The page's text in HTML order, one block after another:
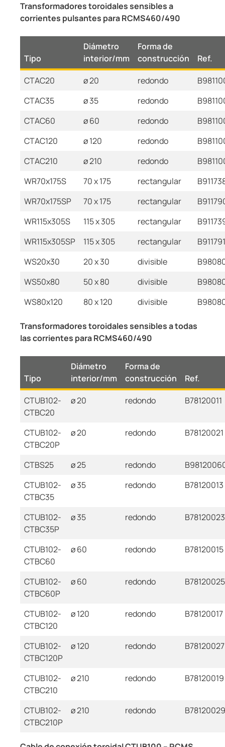
Transformadores toroidales sensibles a
corrientes pulsantes para RCMS460/490
Tipo
Diámetro
interior/mm
Forma de
construcción
Ref.
CTAC20
ø 20 redondo
CTAC35
ø 35 redondo
CTAC60
ø 60 redondo
CTAC120
ø 120 redondo
CTAC210
ø 210 redondo
WR70x175S
70 x 175 rectangular
WR70x175SP
70 x 175 rectangular
WR115x305S
115 x 305 rectangular
WR115x305SP
115 x 305 rectangular
B911791
WS20x30
20 x 30 divisible
WS50x80
50 x 80 divisible
WS80x120
80 x 120 divisible
Transformadores toroidales sensibles a todas
las corrientes para RCMS460/490
Tipo
Diámetro
interior/mm
Forma de
construcción
Ref.
CTUB102-
CTBC20
ø 20 redondo B78120011
CTUB102-
CTBC20P
ø 20 redondo B78120021
CTBS25 ø 25 redondo
CTUB102-
CTBC35
ø 35 redondo B78120013
CTUB102-
CTBC35P
ø 35 redondo B78120023
CTUB102-
CTBC60
ø 60 redondo B78120015
CTUB102-
CTBC60P
ø 60 redondo B78120025
CTUB102-
CTBC120
ø 120 redondo B78120017
CTUB102-
CTBC120P
ø 120 redondo B78120027
CTUB102-
CTBC210
ø 210 redondo B78120019
CTUB102-
CTBC210P
ø 210 redondo B78120029